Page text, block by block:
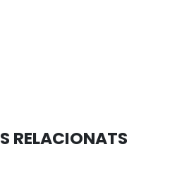
RELACIONATS